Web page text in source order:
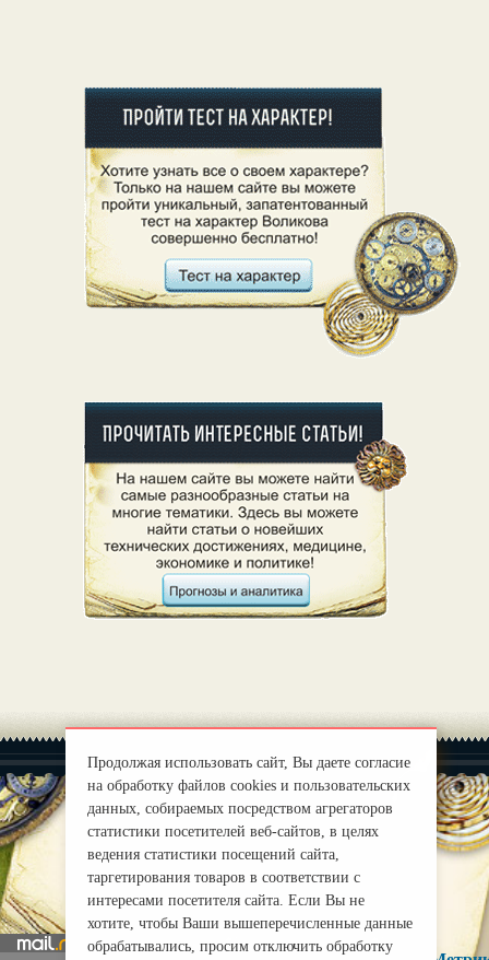
О нас |
mirprognoz@mail.ru
Продолжая использовать сайт, Вы даете согласие
на обработку файлов cookies и пользовательских
данных, собираемых посредством агрегаторов
статистики посетителей веб-сайтов, в целях
ведения статистики посещений сайта,
таргетирования товаров в соответствии с
интересами посетителя сайта. Если Вы не
хотите, чтобы Ваши вышеперечисленные данные
обрабатывались, просим отключить обработку